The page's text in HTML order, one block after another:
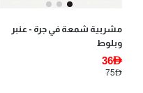
مشربية شمعة في جرة - عنبر
وبلوط
36AED
75AED